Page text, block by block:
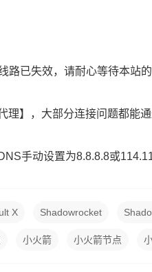
路已失效，请耐心等待本站的
理】，大部分连接问题都能通
手动设置为8.8.8.8或
X Shadowrocket
小火箭 小火箭节点